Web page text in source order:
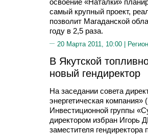
освоение «Наталки»
самый крупный проект,
позволит Магаданской
году в 2,5 раза.
20 Марта 2011, 10:00 |
В Якутской
новый гендиректор
На заседании совета
энергетическая компания»
Инвестиционной группы
директором избран
заместителя гендиректора